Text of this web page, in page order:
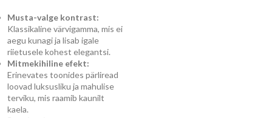
Musta-valge kontrast:
Klassikaline värvigamma, mis ei
aegu kunagi ja lisab igale
riietusele kohest elegantsi.
Mitmekihiline efekt:
Erinevates toonides pärliread
loovad luksusliku ja mahulise
terviku, mis raamib kaunilt
kaela.